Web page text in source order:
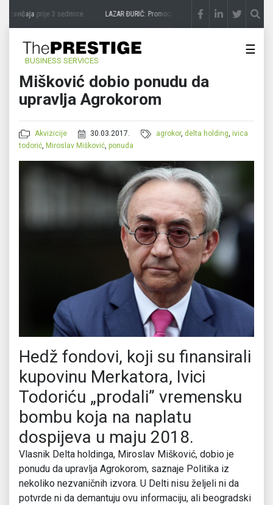
zavičajaprije 3 sedmice LAZAR ĐURIĆ: Promocija potencijal pretvara u destinaciju
BUSINESS SERVICES
☰
Mišković dobio ponudu da
upravlja Agrokorom
Akvizicije 30.03.2017. agrokor, delta holding,ivica
todorić, Miroslav Mišković, ponuda
Hedž fondovi, koji su finansirali
kupovinu Merkatora, Ivici
Todoriću „prodali” vremensku
bombu koja na naplatu
dospijeva u maju 2018.
Vlasnik Delta holdinga, Miroslav Mišković, dobio je
ponudu da upravlja Agrokorom, saznaje Politika iz
nekoliko nezvaničnih izvora. U Delti nisu željeli ni da
potvrde ni da demantuju ovu informaciju, ali beogradski